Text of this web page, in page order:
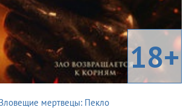
18+
мертвецы: Пекло